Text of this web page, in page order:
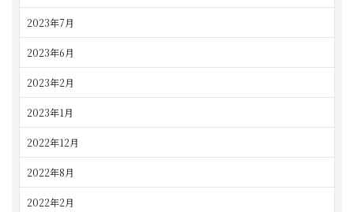
2023年7月
2023年6月
2023年2月
2023年1月
2022年12月
2022年8月
2022年2月